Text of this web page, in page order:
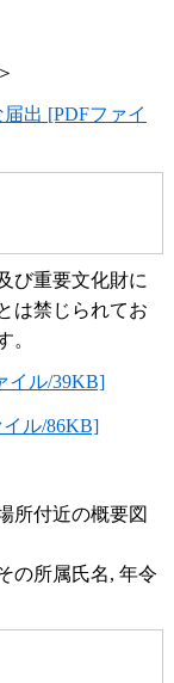
出 [PDFファイ
び重要文化財に
は禁じられてお
。
イル/39KB]
ル/86KB]
付近の概要図
所属氏名, 年令